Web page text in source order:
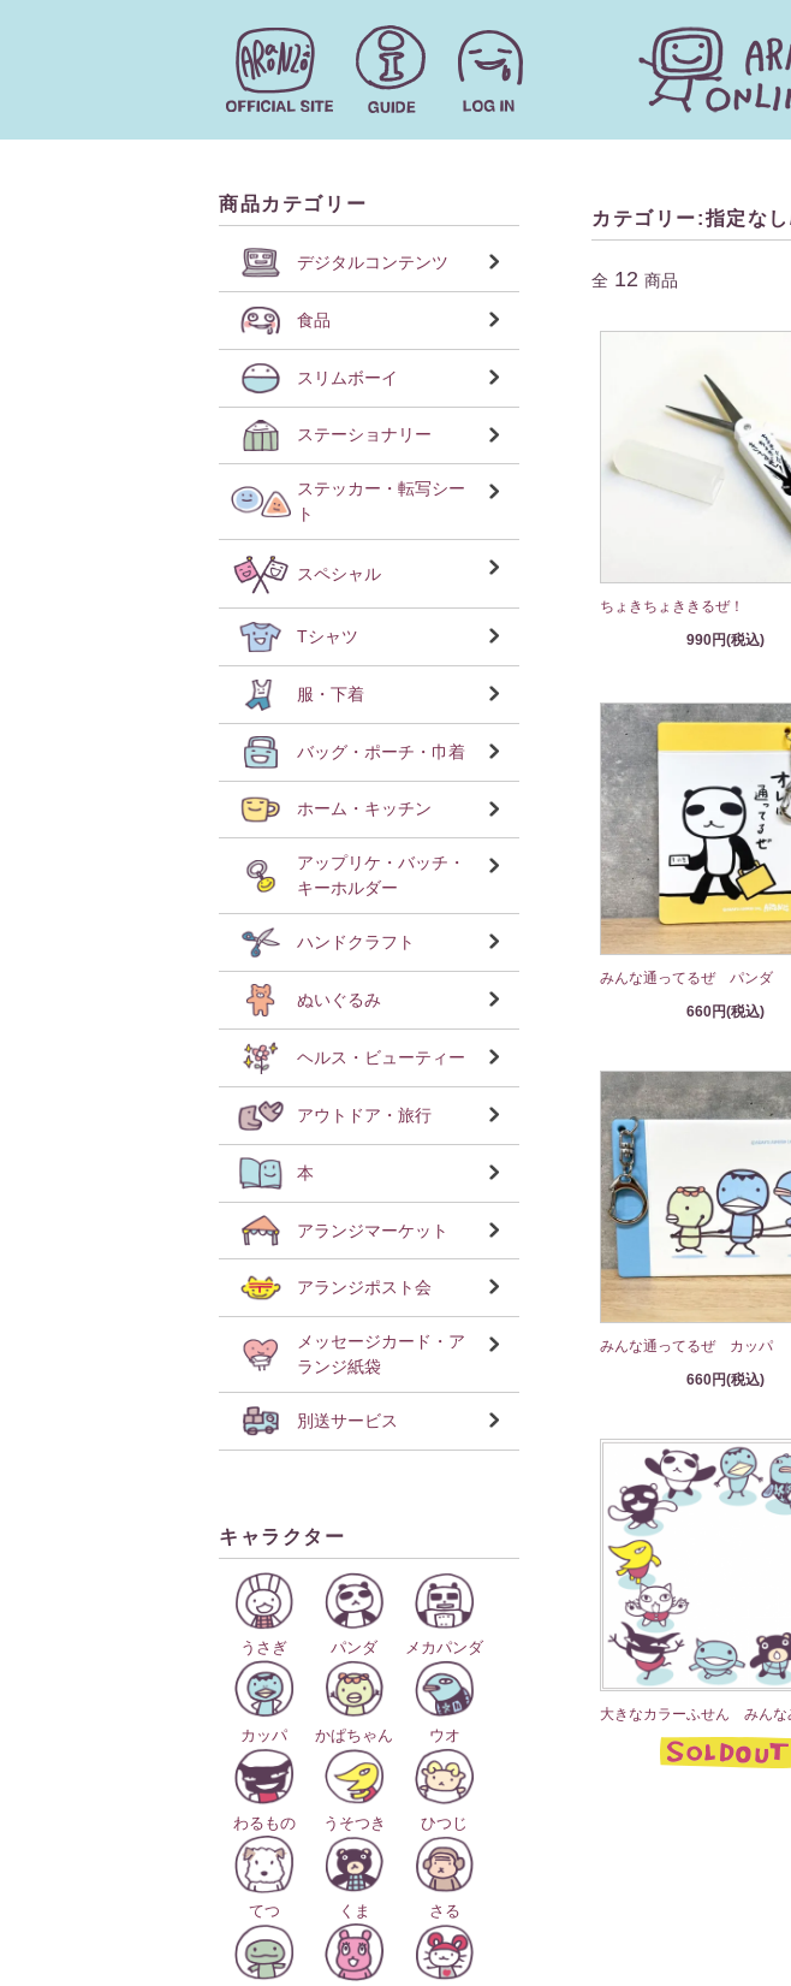
商品カテゴリー
デジタルコンテンツ
食品
スリムボーイ
ステーショナリー
ステッカー・転写シー
ト
スペシャル
Tシャツ
服・下着
バッグ・ポーチ・巾着
ホーム・キッチン
アップリケ・バッチ・
キーホルダー
ハンドクラフト
ぬいぐるみ
ヘルス・ビューティー
アウトドア・旅行
本
アランジマーケット
アランジポスト会
メッセージカード・ア
ランジ紙袋
別送サービス
キャラクター
うさぎ パンダ メカパンダ
カッパ かぱちゃん ウオ
わるもの うそつき ひつじ
てつ くま さる
カテゴリー:指定な
全 12 商品
ちょきちょききるぜ！
990円(税込)
みんな通ってるぜ パンダ
660円(税込)
みんな通ってるぜ カッパ
660円(税込)
大きなカラーふせん みんな